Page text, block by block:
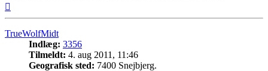
TrueWolfMidt
Indlæg: 3356
Tilmeldt: 4. aug 2011, 11:46
Geografisk sted: 7400 Snejbjerg.